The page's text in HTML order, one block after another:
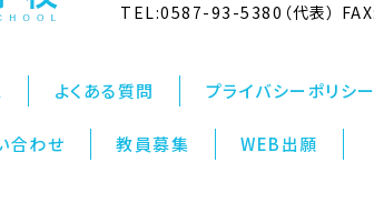
TEL:0587-93-5380（代表）
よくある質問 プライバシーポリシー
合わせ 教員募集 WEB出願